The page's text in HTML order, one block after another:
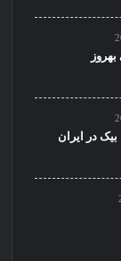
در ایران